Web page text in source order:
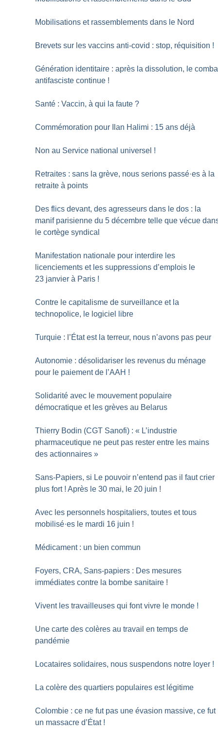
Mobilisations et rassemblements dans le Nord
Brevets sur les vaccins anti-covid : stop, réquisition !
Génération identitaire : après la dissolution, le
antifasciste continue !
Santé : Vaccin, à qui la faute ?
Commémoration pour Ilan Halimi : 15 ans déjà
Non au Service national universel !
Retraites : sans la grève, nous serions passé·es à la
retraite à points
Des flics devant, des agresseurs dans le dos : la
manif parisienne du 5 décembre telle que vécue
le cortège syndical
Manifestation nationale pour interdire les
licenciements et les suppressions d’emplois le
23 janvier à Paris !
Contre le capitalisme de surveillance et la
technopolice, le logiciel libre
Turquie : l’État est la terreur, nous n’avons pas peur
Autonomie : désolidariser les revenus du ménage
pour le paiement de l’AAH !
Solidarité avec le mouvement populaire
démocratique et les grèves au Belarus
Thierry Bodin (CGT Sanofi) : « L’industrie
pharmaceutique ne peut pas rester entre les mains
des actionnaires »
Sans-Papiers, si Le pouvoir n’entend pas il faut crier
plus fort ! Après le 30 mai, le 20 juin !
Avec les personnels hospitaliers, toutes et tous
mobilisé·es le mardi 16 juin !
Médicament : un bien commun
Foyers, CRA, Sans-papiers : Des mesures
immédiates contre la bombe sanitaire !
Vivent les travailleuses qui font vivre le monde !
Une carte des colères au travail en temps de
pandémie
Locataires solidaires, nous suspendons notre loyer !
La colère des quartiers populaires est légitime
Colombie : ce ne fut pas une évasion massive, ce fut
un massacre d’État !